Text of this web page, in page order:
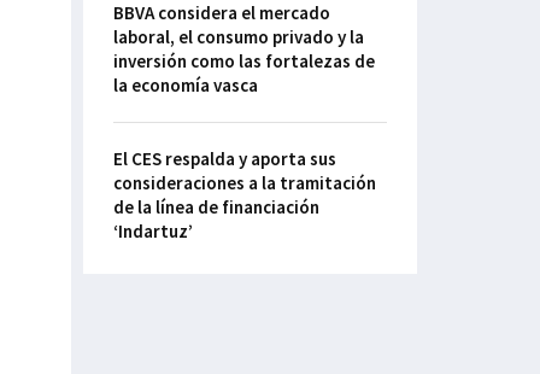
BBVA considera el mercado
laboral, el consumo privado y la
inversión como las fortalezas de
la economía vasca
El CES respalda y aporta sus
consideraciones a la tramitación
de la línea de financiación
‘Indartuz’